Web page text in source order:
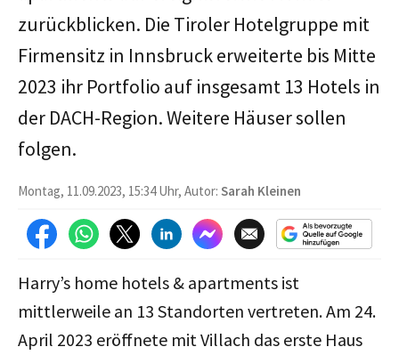
zurückblicken. Die Tiroler Hotelgruppe mit
Firmensitz in Innsbruck erweiterte bis Mitte
2023 ihr Portfolio auf insgesamt 13 Hotels in
der DACH-Region. Weitere Häuser sollen
folgen.
Montag, 11.09.2023, 15:34 Uhr, Autor: Sarah Kleinen
Harry’s home hotels & apartments ist
mittlerweile an 13 Standorten vertreten. Am 24.
April 2023 eröffnete mit Villach das erste Haus